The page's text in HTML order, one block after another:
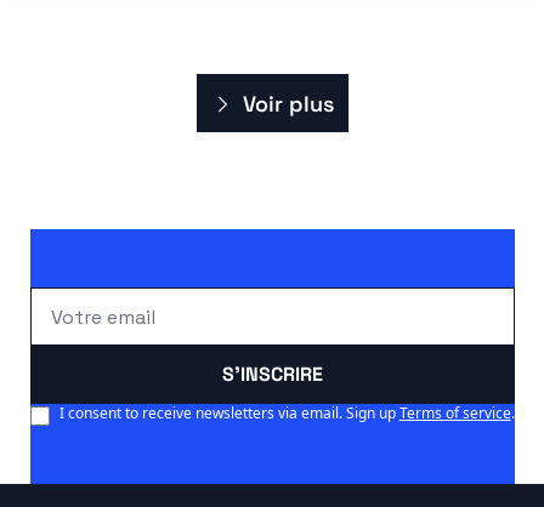
Voir plus
S'INSCRIRE
I consent to receive newsletters via email. Sign up Terms of service.